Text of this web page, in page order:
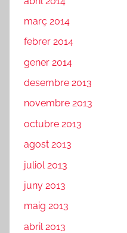
març 2014
febrer 2014
gener 2014
desembre 2013
novembre 2013
octubre 2013
agost 2013
juliol 2013
juny 2013
maig 2013
abril 2013